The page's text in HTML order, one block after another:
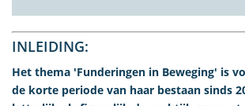
INLEIDING:
Het thema 'Funderingen in Beweging' is
de korte periode van haar bestaan sinds